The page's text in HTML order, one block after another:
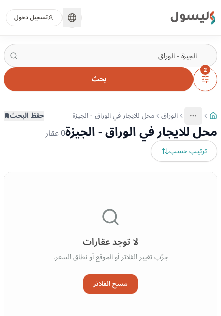
ليسول تسجيل دخول
2
بحث
More
عرض المزيد من المسارات
الوراق محل للايجار في الوراق - الجيزة حفظ البحث
محل للايجار في الوراق - الجيزة0عقار
ترتيب حسب
لا توجد عقارات
جرّب تغيير الفلاتر أو الموقع أو نطاق السعر.
مسح الفلاتر